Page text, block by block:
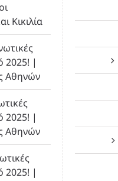
Κικιλία
2025! |
Αθηνών
2025! |
Αθηνών
2025! |